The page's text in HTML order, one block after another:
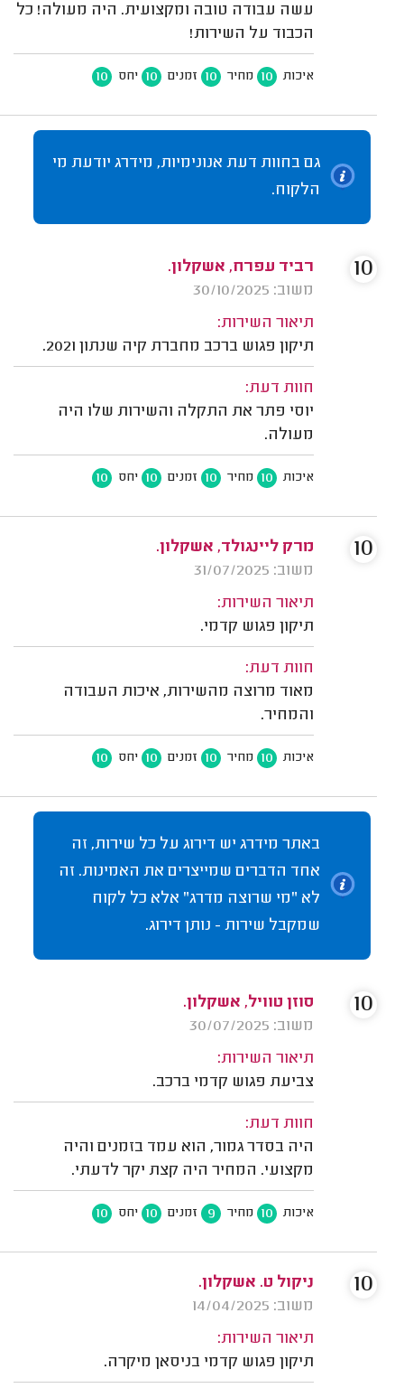
עשה עבודה טובה ומקצועית. היה מעולה! כל
הכבוד על השירות!
איכות 10 מחיר 10 זמנים 10 יחס 10
גם בחוות דעת אנונימיות, מידרג יודעת מי
הלקוח.
רביד עפרח, אשקלון.
משוב: 30/10/2025
תיאור השירות:
תיקון פגוש ברכב מחברת קיה שנתון 2021.
חוות דעת:
יוסי פתר את התקלה והשירות שלו היה
מעולה.
איכות 10 מחיר 10 זמנים 10 יחס 10
10
מרק ליינגולד, אשקלון.
משוב: 31/07/2025
תיאור השירות:
תיקון פגוש קדמי.
חוות דעת:
מאוד מרוצה מהשירות, איכות העבודה
והמחיר.
איכות 10 מחיר 10 זמנים 10 יחס 10
10
באתר מידרג יש דירוג על כל שירות, זה
אחד הדברים שמייצרים את האמינות. זה
לא "מי שרוצה מדרג" אלא כל לקוח
שמקבל שירות - נותן דירוג.
סוזן טוויל, אשקלון.
משוב: 30/07/2025
תיאור השירות:
צביעת פגוש קדמי ברכב.
חוות דעת:
היה בסדר גמור, הוא עמד בזמנים והיה
מקצועי. המחיר היה קצת יקר לדעתי.
איכות 10 מחיר 9 זמנים 10 יחס 10
10
ניקול ט. אשקלון.
משוב: 14/04/2025
תיאור השירות:
תיקון פגוש קדמי בניסאן מיקרה.
10